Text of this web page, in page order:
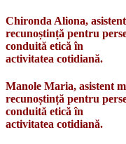
Chironda Aliona,
recunoștință pentru
conduită etică în
activitatea cotidiană.
Manole Maria, asistent
recunoștință pentru
conduită etică în
activitatea cotidiană.